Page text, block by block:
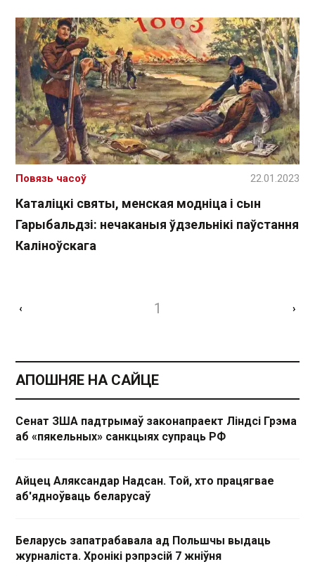
Каталіцкі святы, менская модніца і сын
Гарыбальдзі: нечаканыя ўдзельнікі паўстання
Каліноўскага
Повязь часоў 22.01.2023
‹ 1 ›
АПОШНЯЕ НА САЙЦЕ
Сенат ЗША падтрымаў законапраект Ліндсі Грэма
аб «пякельных» санкцыях супраць РФ
Айцец Аляксандар Надсан. Той, хто працягвае
аб'ядноўваць беларусаў
Беларусь запатрабавала ад Польшчы выдаць
журналіста. Хронікі рэпрэсій 7 жніўня